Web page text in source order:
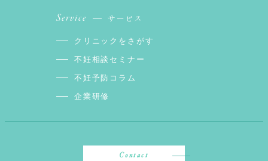
Service サービス
クリニックをさがす
不妊相談セミナー
不妊予防コラム
企業研修
Contact